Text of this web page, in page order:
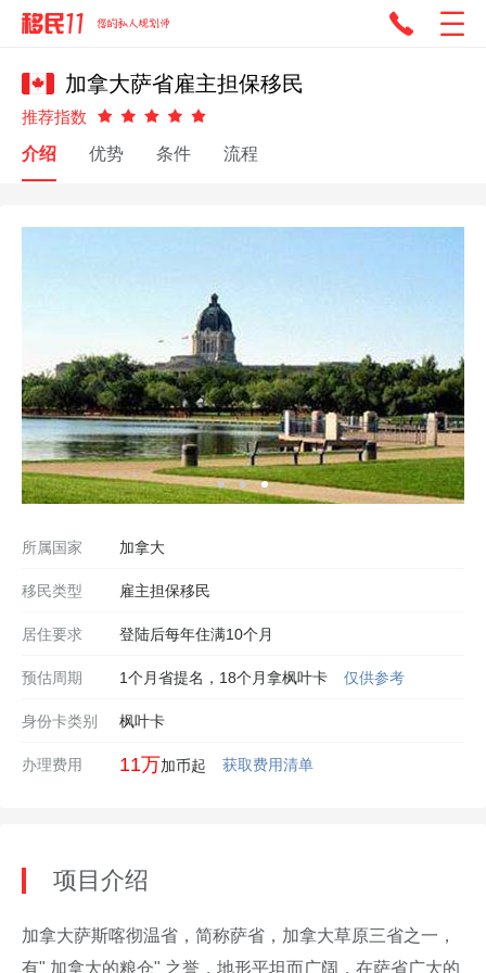
加拿大萨省雇主担保移民
推荐指数
介绍
优势 条件 流程
所属国家 加拿大
移民类型 雇主担保移民
居住要求 登陆后每年住满10个月
预估周期 1个月省提名，18个月拿枫叶卡 仅供参考
身份卡类别 枫叶卡
办理费用 11万加币起 获取费用清单
项目介绍
加拿大萨斯喀彻温省，简称萨省，加拿大草原三省之一，
有" 加拿大的粮仓" 之誉，地形平坦而广阔，在萨省广大的